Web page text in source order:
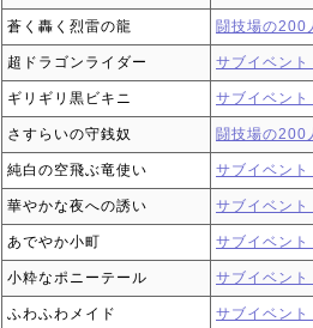
蒼く轟く烈雷の龍 闘技場の200
超ドラゴンライダー サブイベント
ギリギリ黒ビキニ サブイベント
さすらいの守銭奴 闘技場の200
純白の空飛ぶ竜使い サブイベント
華やかな夜への誘い サブイベント
あでやか小町 サブイベント
小粋なポニーテール サブイベント
ふわふわメイド サブイベント